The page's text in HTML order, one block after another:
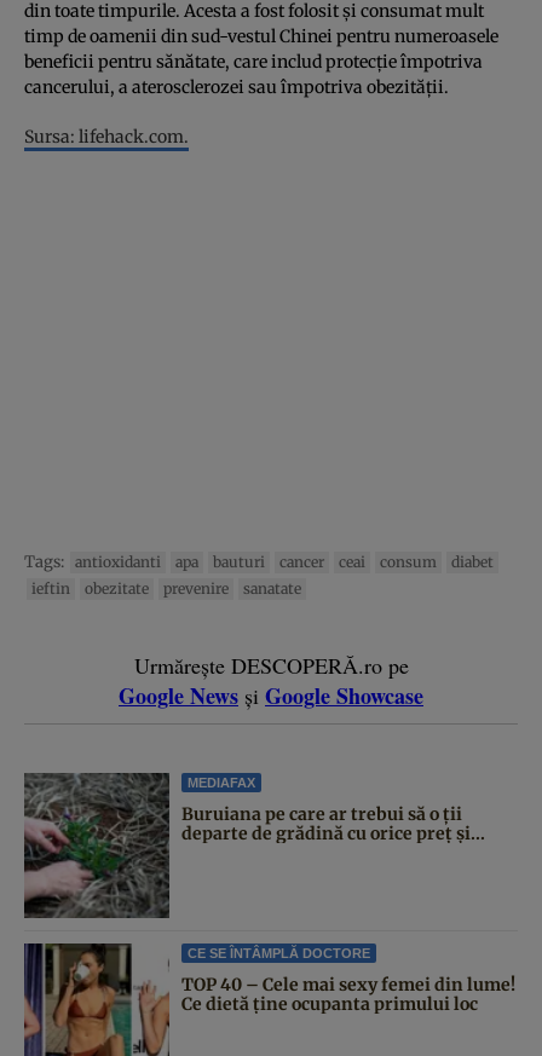
din toate timpurile. Acesta a fost folosit şi consumat mult
timp de oamenii din sud-vestul Chinei pentru numeroasele
beneficii pentru sănătate, care includ protecţie împotriva
cancerului, a aterosclerozei sau împotriva obezităţii.
Sursa: lifehack.com.
Tags: antioxidanti apa bauturi cancer ceai consum
diabet
ieftin
obezitate prevenire sanatate
Urmărește DESCOPERĂ.ro pe
Google News și Google Showcase
MEDIAFAX
Buruiana pe care ar trebui să o ții
departe de grădină cu orice preț și...
CE SE ÎNTÂMPLĂ DOCTORE
TOP 40 – Cele mai sexy femei din lume!
Ce dietă ține ocupanta primului loc